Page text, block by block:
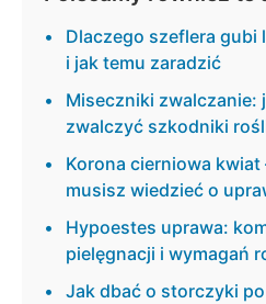
Dlaczego szeflera gubi
i jak temu zaradzić
Miseczniki zwalczanie:
zwalczyć szkodniki
Korona cierniowa
musisz wiedzieć o
Hypoestes uprawa:
pielęgnacji i wymagań
Jak dbać o storczyki